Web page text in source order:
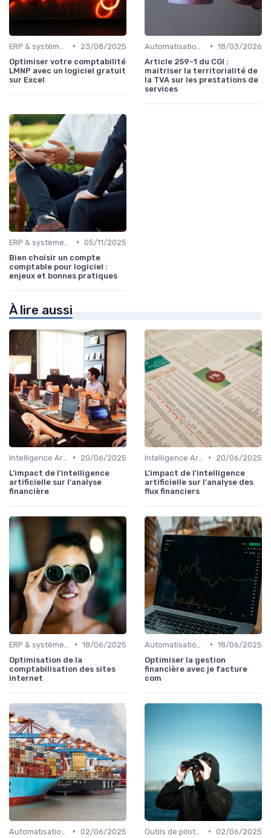
•
23/08/2025
Optimiser votre comptabilité
LMNP avec un logiciel gratuit
sur Excel
• 18/03/2026
Article 259-1 du CGI :
maîtriser la territorialité de
la TVA sur les prestations de
services
• 05/11/2025
Bien choisir un compte
comptable pour logiciel :
enjeux et bonnes pratiques
À lire aussi
•
20/06/2025
L'impact de l'intelligence
artificielle sur l'analyse
financière
•
20/06/2025
L'impact de l'intelligence
artificielle sur l'analyse des
flux financiers
• 18/06/2025
Optimisation de la
comptabilisation des sites
internet
• 18/06/2025
Optimiser la gestion
financière avec je facture
com
• 02/06/2025
• 02/06/2025